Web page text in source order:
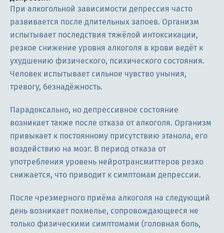
При алкогольной зависимости депрессия часто
развивается после длительных запоев. Организм
испытывает последствия тяжёлой интоксикации,
резкое снижение уровня алкоголя в крови ведёт к
ухудшению физического, психического состояния.
Человек испытывает сильное чувство уныния,
тревогу, безнадёжность.
Парадоксально, но депрессивное состояние
возникает также после отказа от алкоголя. Организм
привыкает к постоянному присутствию этанола, его
воздействию на мозг. В период отказа от
употребления уровень нейротрансмиттеров резко
снижается, что приводит к симптомам депрессии.
После чрезмерного приёма алкоголя на следующий
день возникает похмелье, сопровождающееся не
только физическими симптомами (головная боль,